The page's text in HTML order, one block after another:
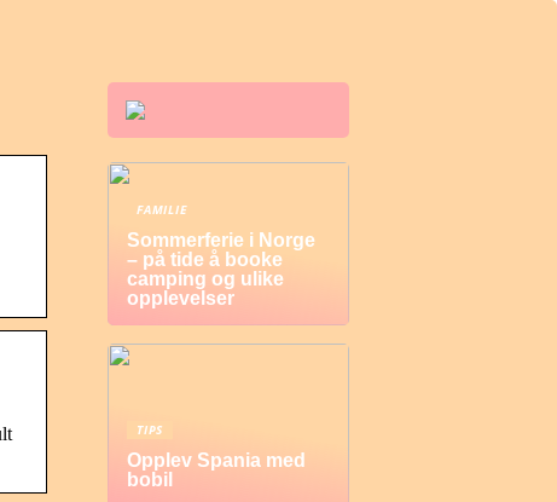
FAMILIE
Sommerferie i Norge
– på tide å booke
camping og ulike
opplevelser
TIPS
Opplev Spania med
bobil